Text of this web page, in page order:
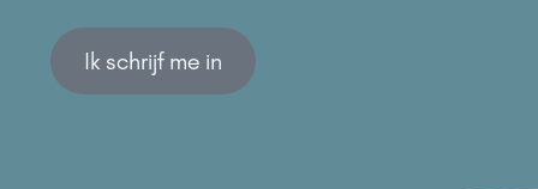
Ik schrijf me in